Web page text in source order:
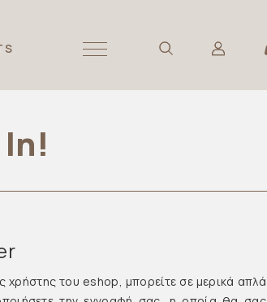
χρήστης του eshop, μπορείτε σε μερικά απλά